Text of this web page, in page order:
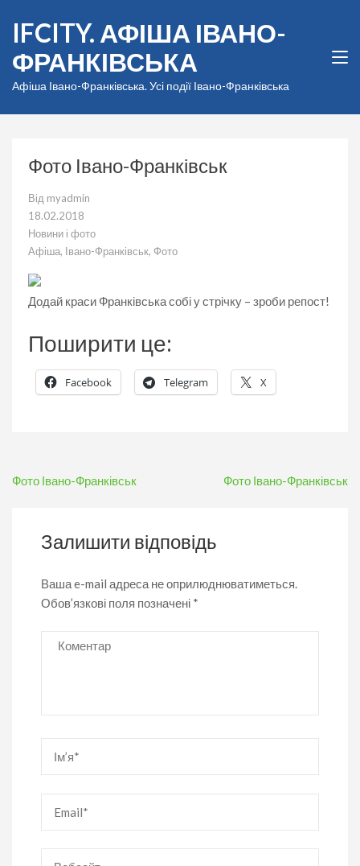
вмісту
(натисніть
Enter)
IFCITY. АФІША ІВАНО-
ФРАНКІВСЬКА
Афіша Івано-Франківська. Усі події Івано-Франківська
Фото Івано-Франківськ
Від myadmin
18.02.2018
Новини і фото
Афіша, Івано-Франківськ, Фото
Додай краси Франківська собі у стрічку – зроби репост!
Поширити це:
Facebook Telegram X
Навігація
Фото Івано-Франківськ Фото Івано-Франківськ
Залишити відповідь
Ваша e-mail адреса не оприлюднюватиметься.
Обов’язкові поля позначені *
Коментар